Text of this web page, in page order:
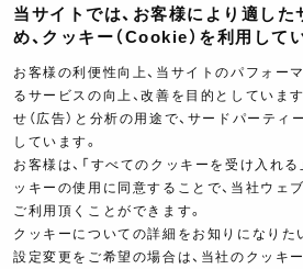
ヨシムラTV
イベント情報
イベントスケジュール
ツーリングブレイクタイム
製品ポスター
当サイトでは、お客様により適し
め、クッキー（Cookie）を利用して
お客様の利便性向上、当サイトのパフォー
るサービスの向上、改善を目的としています
せ（広告）と分析の用途で、サードパーテ
しています。
お客様は、「すべてのクッキーを受け入れ
ッキーの使用に同意することで、当社ウェ
ご利用頂くことができます。
クッキーについての詳細をお知りになりた
設定変更をご希望の場合は、当社のクッキー